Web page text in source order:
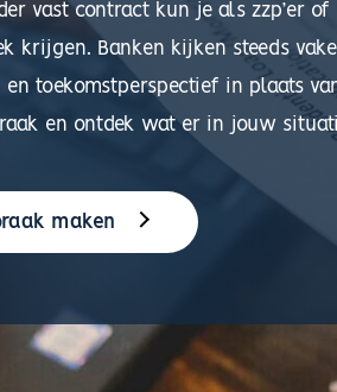
vast contract kun je als zzp’er of
krijgen. Banken kijken steeds
en toekomstperspectief in plaats
en ontdek wat er in jouw
maken